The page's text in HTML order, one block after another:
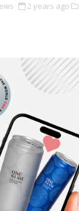
2 years ago